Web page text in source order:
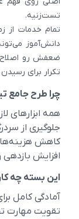
تست‌زنیه.
تمام خدمات از
دانش‌آموز
ضعفش رو اصلاح
تکرار برای
چرا طرح جامع
همه ابزارهای
جلوگیری از
کاهش
افزایش
این بسته چه
آمادگی کامل
تقویت مهارت